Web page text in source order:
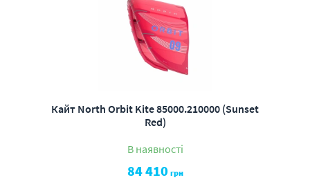
Кайт North Orbit Kite 85000.210000 (Sunset
Red)
В наявності
84 410грн